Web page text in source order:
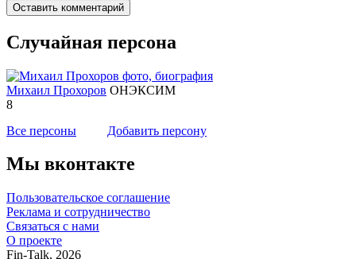
Оставить комментарий
Случайная персона
Михаил Прохоров ОНЭКСИМ
8
Все персоны
Добавить персону
Мы вконтакте
Пользовательское соглашение
Реклама и сотрудничество
Связаться с нами
О проекте
Fin-Talk, 2026